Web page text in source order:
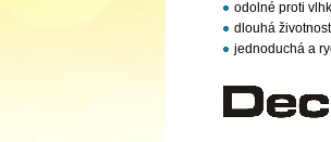
odolné proti
dlouhá
jednoduchá a